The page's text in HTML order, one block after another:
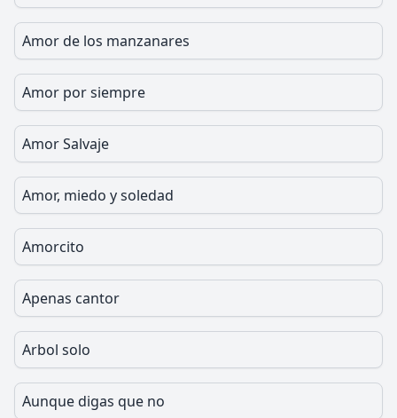
Amor de los manzanares
Amor por siempre
Amor Salvaje
Amor, miedo y soledad
Amorcito
Apenas cantor
Arbol solo
Aunque digas que no